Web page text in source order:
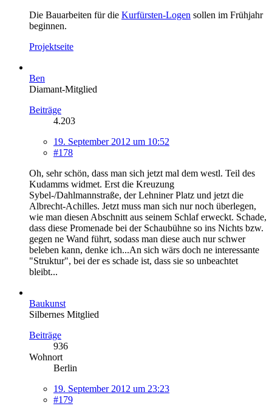
Die Bauarbeiten für die Kurfürsten-Logen sollen im Frühjahr
beginnen.
Projektseite
Ben
Diamant-Mitglied
Beiträge
4.203
19. September 2012 um 10:52
#178
Oh, sehr schön, dass man sich jetzt mal dem westl. Teil des
Kudamms widmet. Erst die Kreuzung
Sybel-/Dahlmannstraße, der Lehniner Platz und jetzt die
Albrecht-Achilles. Jetzt muss man sich nur noch überlegen,
wie man diesen Abschnitt aus seinem Schlaf erweckt. Schade,
dass diese Promenade bei der Schaubühne so ins Nichts bzw.
gegen ne Wand führt, sodass man diese auch nur schwer
beleben kann, denke ich...An sich wärs doch ne interessante
"Struktur", bei der es schade ist, dass sie so unbeachtet
bleibt...
Baukunst
Silbernes Mitglied
Beiträge
936
Wohnort
Berlin
19. September 2012 um 23:23
#179